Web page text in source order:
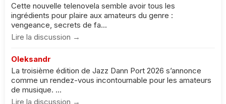
Cette nouvelle telenovela semble avoir tous les
ingrédients pour plaire aux amateurs du genre :
vengeance, secrets de fa...
Lire la discussion →
Oleksandr
La troisième édition de Jazz Dann Port 2026 s’annonce
comme un rendez-vous incontournable pour les amateurs
de musique. ...
Lire la discussion →